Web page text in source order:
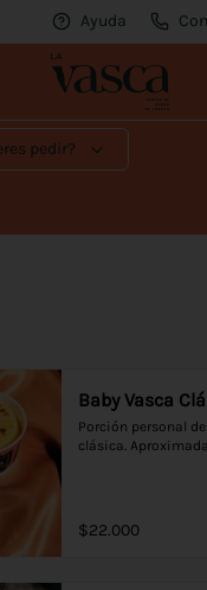
Ayuda
pedir?
Baby Vasca
Porción personal
clásica.
$22.000